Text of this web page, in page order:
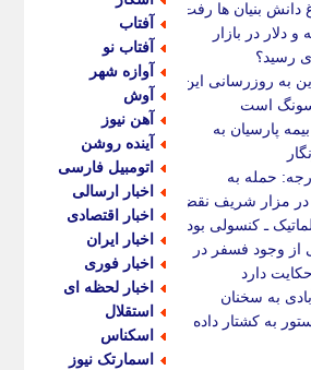
دانش بنیان ها رفت
دلار در بازار
رسید؟
17 آخرین به روزرسانی این
است
پارسیان به
حمله به
در مزار شریف نقض
ـ کنسولی بود
وجود فسفر در
دارد
به سخنان
به کشتار داده
آفتاب
آفتاب نو
آوازه شهر
آوش
آهن نیوز
آینده روشن
اتومبیل فارسی
اخبار ارسالی
اخبار اقتصادی
اخبار ایران
اخبار فوری
اخبار لحظه ای
استقلال
اسکناس
اسمارتک نیوز